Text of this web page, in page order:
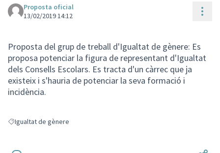
Proposta oficial
13/02/2019 14:12
Proposta del grup de treball d'Igualtat de gènere: Es
proposa potenciar la figura de representant d'Igualtat
dels Consells Escolars. Es tracta d'un càrrec que ja
existeix i s'hauria de potenciar la seva formació i
incidència.
Resultats en filtrar per: Igualtat de gènere
Igualtat de gènere